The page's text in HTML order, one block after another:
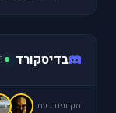
בדיסקורד
מקוונים כעת: